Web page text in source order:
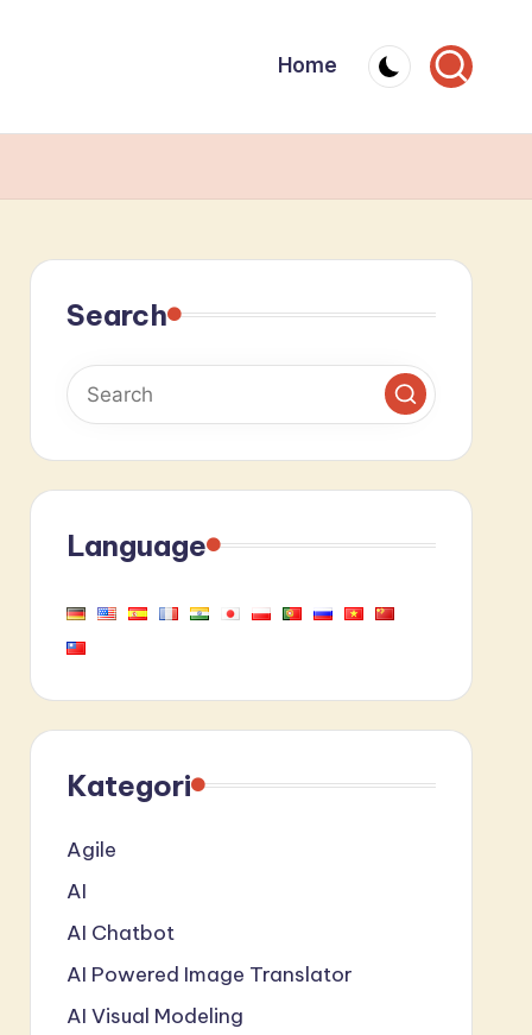
Home
Search
Language
Kategori
Agile
AI
AI Chatbot
AI Powered Image Translator
AI Visual Modeling